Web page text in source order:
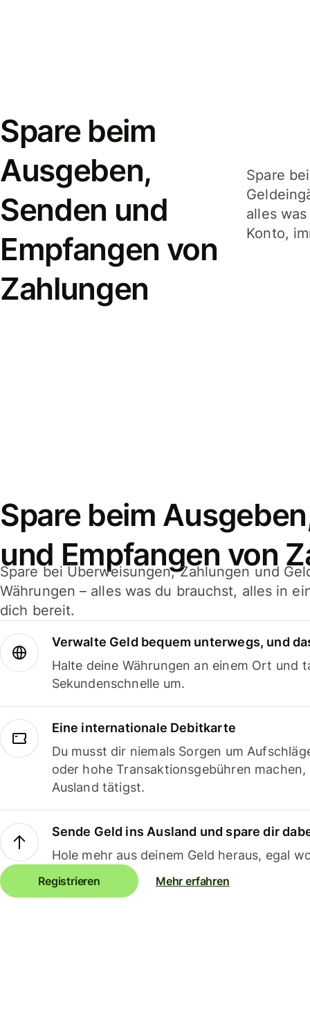
Spare beim
Ausgeben,
Senden und
Empfangen von
Zahlungen
Spare
alles
Konto,
Spare beim
und Empfangen von
Spare bei Überweisungen, Zahlungen und
Währungen – alles was du brauchst, alles in
dich bereit.
Verwalte Geld bequem unterwegs, und
Halte deine Währungen an einem Ort und
Sekundenschnelle um.
Eine internationale Debitkarte
Du musst dir niemals Sorgen um
oder hohe Transaktionsgebühren
Ausland tätigst.
Sende Geld ins Ausland und spare dir
Hole mehr aus deinem Geld heraus, egal
Registrieren Mehr erfahren